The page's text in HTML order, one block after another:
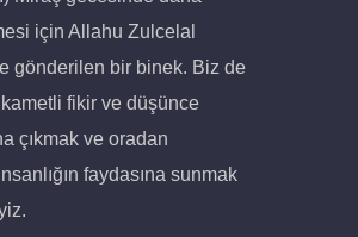
için Allahu Zulcelal
gönderilen bir binek. Biz de
fikir ve düşünce
çıkmak ve oradan
faydasına sunmak